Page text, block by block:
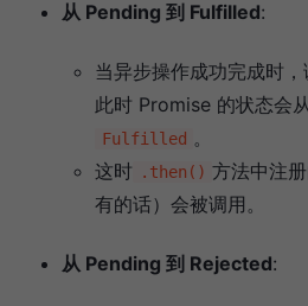
从 Pending 到 Fulfilled:
当异步操作成功完成时，
此时 Promise 的状态会从
Fulfilled 。
这时
.then() 方法中注
有的话）会被调用。
从 Pending 到 Rejected: